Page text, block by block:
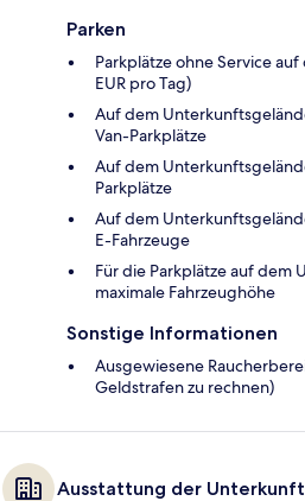
Parken
Parkplätze ohne Service
EUR pro Tag)
Auf dem
Van-Parkplätze
Auf dem
Parkplätze
Auf dem
E-Fahrzeuge
Für die Parkplätze auf
maximale Fahrzeughöhe
Sonstige Informationen
Ausgewiesene
Geldstrafen zu rechnen)
Ausstattung der Unterkunft